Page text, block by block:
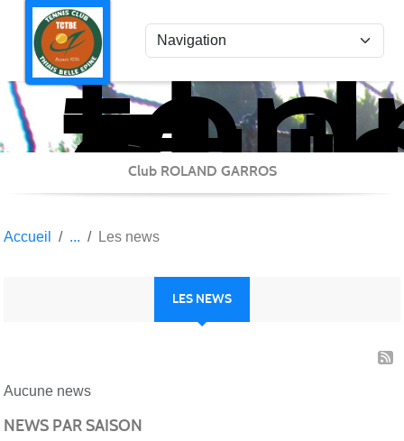
Club ROLAND GARROS
Accueil Les news
LES NEWS
Aucune news
NEWS PAR SAISON
Panneau de gestion des cookies